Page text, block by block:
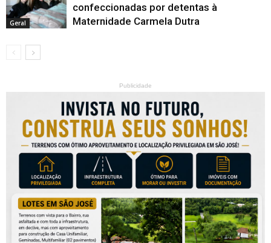
Geral
confeccionadas por detentas à
Maternidade Carmela Dutra
Publicidade